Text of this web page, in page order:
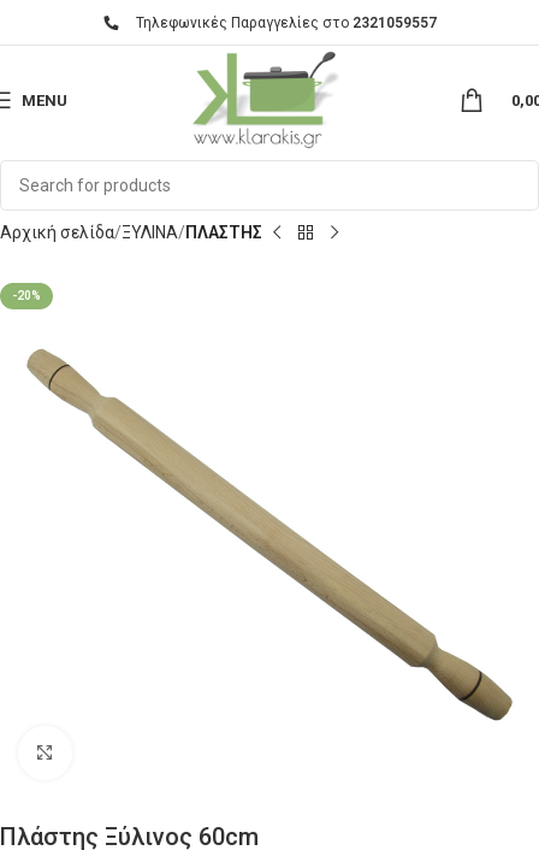
Τηλεφωνικές Παραγγελίες στο 2321059557
MENU
Αρχική σελίδα ΞΥΛΙΝΑ ΠΛΑΣΤΗΣ
-20%
Πλάστης Ξύλινος 60cm